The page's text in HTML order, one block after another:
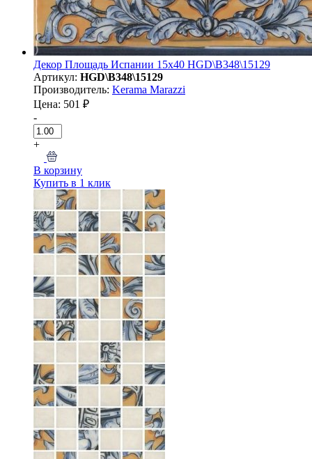
Декор Площадь Испании 15x40 HGD\B348\15129
Артикул: HGD\B348\15129
Производитель: Kerama Marazzi
Цена: 501 ₽
-
+
В корзину
Купить в 1 клик